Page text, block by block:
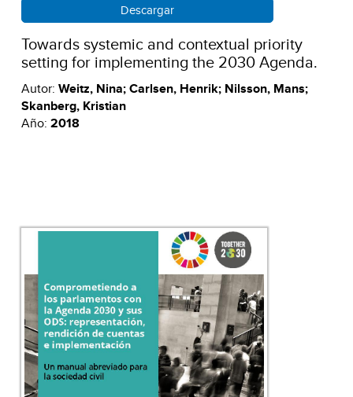
Descargar
Towards systemic and contextual priority
setting for implementing the 2030 Agenda.
Autor: Weitz, Nina; Carlsen, Henrik; Nilsson, Mans;
Skanberg, Kristian
Año: 2018